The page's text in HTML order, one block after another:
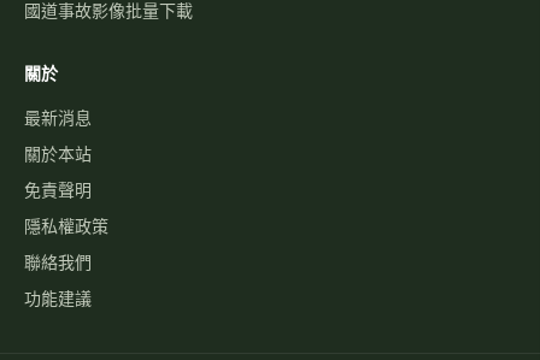
國道事故影像批量下載
關於
最新消息
關於本站
免責聲明
隱私權政策
聯絡我們
功能建議